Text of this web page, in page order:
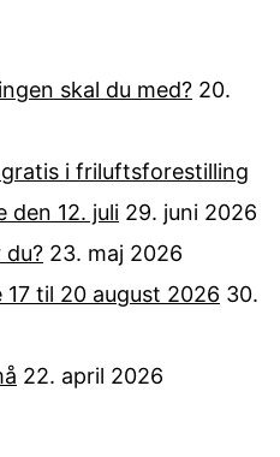
skal du med? 20.
i friluftsforestilling
den 12. juli 29. juni 2026
du? 23. maj 2026
til 20 august 2026 30.
22. april 2026